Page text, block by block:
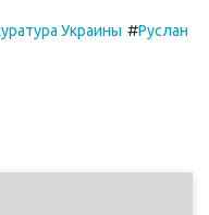
Украины #Руслан